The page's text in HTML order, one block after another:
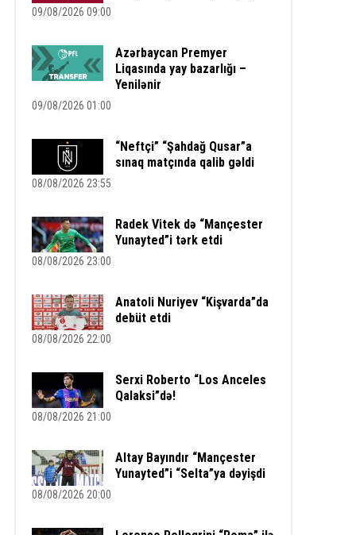
09/08/2026 09:00
Azərbaycan Premyer
Liqasında yay bazarlığı –
Yenilənir
09/08/2026 01:00
“Neftçi” “Şahdağ Qusar”a
sınaq matçında qalib gəldi
08/08/2026 23:55
Radek Vitek də “Mançester
Yunayted”i tərk etdi
08/08/2026 23:00
Anatoli Nuriyev “Kişvarda”da
debüt etdi
08/08/2026 22:00
Serxi Roberto “Los Anceles
Qalaksi”də!
08/08/2026 21:00
Altay Bayındır “Mançester
Yunayted”i “Selta”ya dəyişdi
08/08/2026 20:00